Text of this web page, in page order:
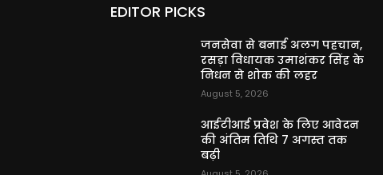
EDITOR PICKS
जनसेवा से बनाई अलग पहचान,
रसड़ा विधायक उमाशंकर सिंह के
निधन से शोक की लहर
August 5, 2026
आईटीआई प्रवेश के लिए आवेदन
की अंतिम तिथि 7 अगस्त तक
बढ़ी